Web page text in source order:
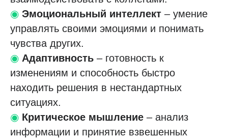
◉ Эмоциональный интеллект – умение
управлять своими эмоциями и понимать
чувства других.
◉ Адаптивность – готовность к
изменениям и способность быстро
находить решения в нестандартных
ситуациях.
◉ Критическое мышление – анализ
информации и принятие взвешенных